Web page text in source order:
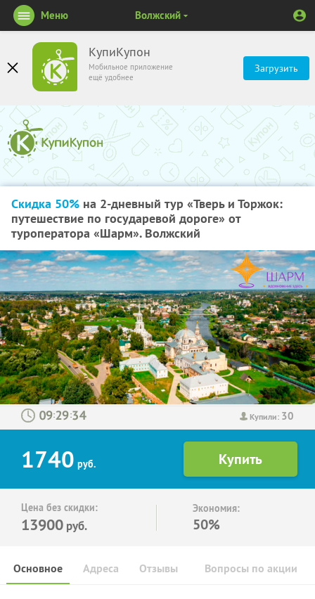
КупиКупон
Мобильное приложение
ещё удобнее
Загрузить
Меню Волжский
Скидка 50% на 2-дневный тур «Тверь и Торжок:
путешествие по государевой дороге» от
туроператора «Шарм». Волжский
Купили: 30
: :
1740 руб.
Цена без скидки:
13900 руб.
Экономия:
50%
Основное Отзывы Вопросы по акции
Адреса